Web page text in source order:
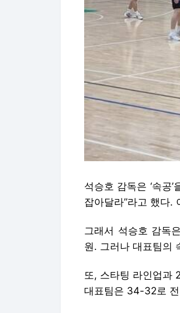
석승호 감독은 ‘속공
잡아달라”라고 했다.
그래서 석승호 감독
원. 그러나 대표팀의
또, 스타팅 라인업과
대표팀은 34-32로